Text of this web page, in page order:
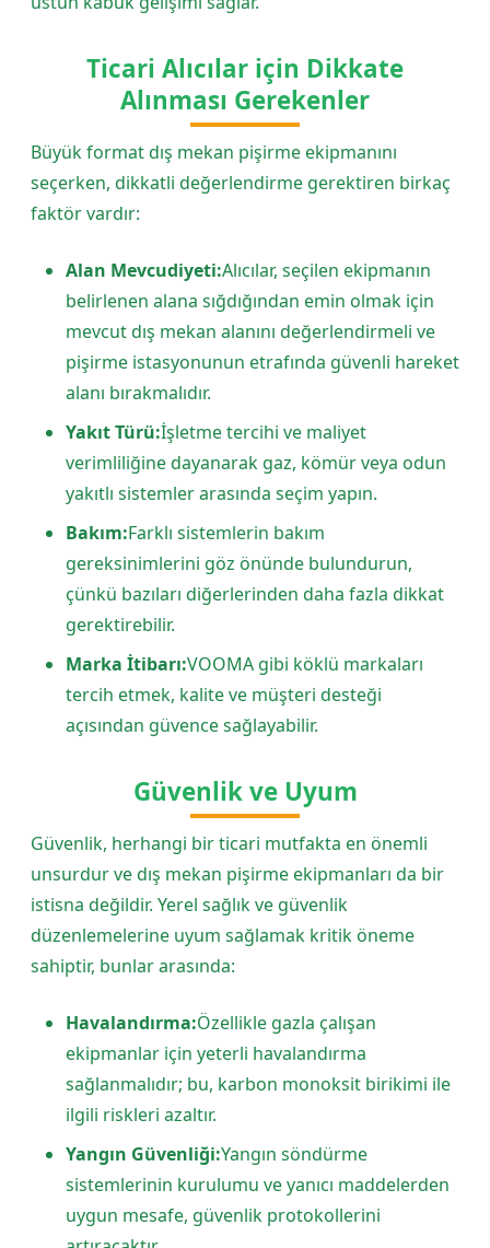
Ticari Alıcılar için Dikkate
Alınması Gerekenler
Büyük format dış mekan pişirme ekipmanını
seçerken, dikkatli değerlendirme gerektiren birkaç
faktör vardır:
Alan Mevcudiyeti:Alıcılar, seçilen ekipmanın
belirlenen alana sığdığından emin olmak için
mevcut dış mekan alanını değerlendirmeli ve
pişirme istasyonunun etrafında güvenli hareket
alanı bırakmalıdır.
Yakıt Türü:İşletme tercihi ve maliyet
verimliliğine dayanarak gaz, kömür veya odun
yakıtlı sistemler arasında seçim yapın.
Bakım:Farklı sistemlerin bakım
gereksinimlerini göz önünde bulundurun,
çünkü bazıları diğerlerinden daha fazla dikkat
gerektirebilir.
Marka İtibarı:VOOMA gibi köklü markaları
tercih etmek, kalite ve müşteri desteği
açısından güvence sağlayabilir.
Güvenlik ve Uyum
Güvenlik, herhangi bir ticari mutfakta en önemli
unsurdur ve dış mekan pişirme ekipmanları da bir
istisna değildir. Yerel sağlık ve güvenlik
düzenlemelerine uyum sağlamak kritik öneme
sahiptir, bunlar arasında:
Havalandırma:Özellikle gazla çalışan
ekipmanlar için yeterli havalandırma
sağlanmalıdır; bu, karbon monoksit birikimi ile
ilgili riskleri azaltır.
Yangın Güvenliği:Yangın söndürme
sistemlerinin kurulumu ve yanıcı maddelerden
uygun mesafe, güvenlik protokollerini